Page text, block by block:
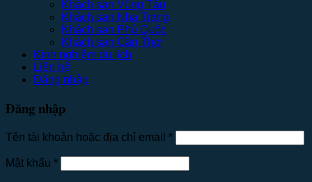
Khách sạn Vũng Tàu
Khách sạn Nha Trang
Khách sạn Phú Quốc
Khách sạn Cần Thơ
Kinh nghiệm du lịch
Liên hệ
Đăng nhập
Đăng nhập
Tên tài khoản hoặc địa chỉ email *
Mật khẩu *